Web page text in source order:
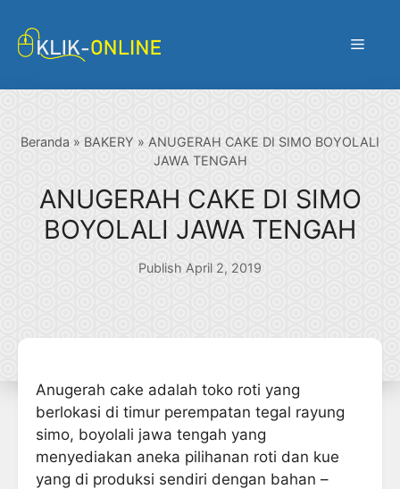
Menu
Beranda » BAKERY » ANUGERAH CAKE DI SIMO BOYOLALI
JAWA TENGAH
ANUGERAH CAKE DI SIMO
BOYOLALI JAWA TENGAH
Publish April 2, 2019
Anugerah cake adalah toko roti yang
berlokasi di timur perempatan tegal rayung
simo, boyolali jawa tengah yang
menyediakan aneka pilihanan roti dan kue
yang di produksi sendiri dengan bahan –